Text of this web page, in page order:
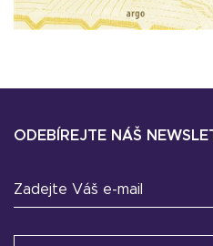
ODEBÍREJTE NÁŠ
Zadejte Váš e-mail